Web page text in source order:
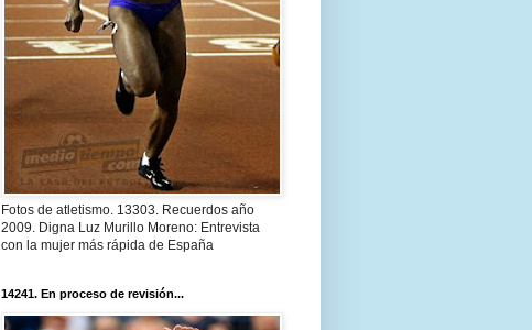
Fotos de atletismo. 13303. Recuerdos año
2009. Digna Luz Murillo Moreno: Entrevista
con la mujer más rápida de España
14241. En proceso de revisión...